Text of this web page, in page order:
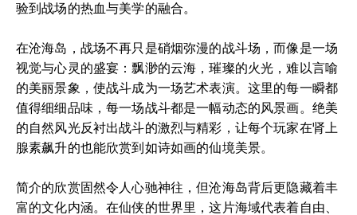
验到战场的热血与美学的融合。
在沧海岛，战场不再只是硝烟弥漫的战斗场，而像是一场
视觉与心灵的盛宴：飘渺的云海，璀璨的火光，难以言喻
的美丽景象，使战斗成为一场艺术表演。这里的每一瞬都
值得细细品味，每一场战斗都是一幅动态的风景画。绝美
的自然风光反衬出战斗的激烈与精彩，让每个玩家在肾上
腺素飙升的也能欣赏到如诗如画的仙境美景。
简介的欣赏固然令人心驰神往，但沧海岛背后更隐藏着丰
富的文化内涵。在仙侠的世界里，这片海域代表着自由、